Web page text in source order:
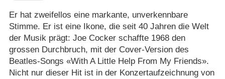
Er hat zweifellos eine markante, unverkennbare
Stimme. Er ist eine Ikone, die seit 40 Jahren die Welt
der Musik prägt: Joe Cocker schaffte 1968 den
grossen Durchbruch, mit der Cover-Version des
Beatles-Songs «With A Little Help From My Friends».
Nicht nur dieser Hit ist in der Konzertaufzeichnung von